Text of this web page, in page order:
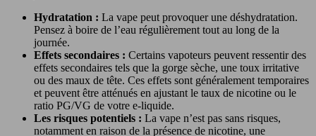
Hydratation : La vape peut provoquer une déshydratation.
Pensez à boire de l’eau régulièrement tout au long de la
journée.
Effets secondaires : Certains vapoteurs peuvent ressentir des
effets secondaires tels que la gorge sèche, une toux irritative
ou des maux de tête. Ces effets sont généralement temporaires
et peuvent être atténués en ajustant le taux de nicotine ou le
ratio PG/VG de votre e-liquide.
Les risques potentiels : La vape n’est pas sans risques,
notamment en raison de la présence de nicotine, une